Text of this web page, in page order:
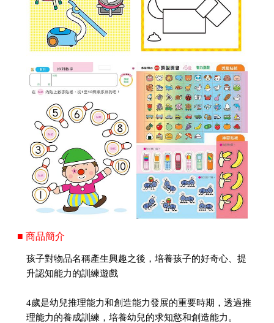
■ 商品簡介
孩子對物品名稱產生興趣之後，培養孩子的好奇心、提
升認知能力的訓練遊戲
4歲是幼兒推理能力和創造能力發展的重要時期，透過推
理能力的養成訓練，培養幼兒的求知慾和創造能力。